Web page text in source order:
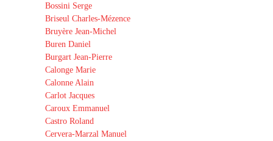
Bossini Serge
Briseul Charles-Mézence
Bruyère Jean-Michel
Buren Daniel
Burgart Jean-Pierre
Calonge Marie
Calonne Alain
Carlot Jacques
Caroux Emmanuel
Castro Roland
Cervera-Marzal Manuel